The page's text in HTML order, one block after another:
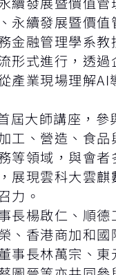
永續發展暨價
金融管理學系
形式進行，透
產業現場理解
屆大師講座，
工、營造、食
等領域，與會
展現雲科大雲
力。
長楊啟仁、順
、香港商加和
事長林萬宗、